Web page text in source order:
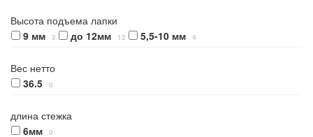
Высота подъема лапки
9 мм
3 до 12мм 12 5,5-10 мм 4
Вес нетто
36.5
0
длина стежка
6мм
0